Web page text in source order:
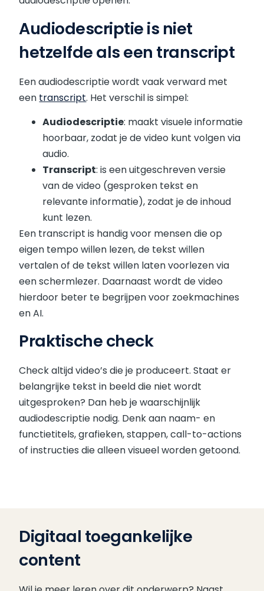
Audiodescriptie is niet
hetzelfde als een transcript
Een audiodescriptie wordt vaak verward met
een transcript. Het verschil is simpel:
Audiodescriptie: maakt visuele informatie
hoorbaar, zodat je de video kunt volgen via
audio.
Transcript: is een uitgeschreven versie
van de video (gesproken tekst en
relevante informatie), zodat je de inhoud
kunt lezen.
Een transcript is handig voor mensen die op
eigen tempo willen lezen, de tekst willen
vertalen of de tekst willen laten voorlezen via
een schermlezer. Daarnaast wordt de video
hierdoor beter te begrijpen voor zoekmachines
en AI.
Praktische check
Check altijd video’s die je produceert. Staat er
belangrijke tekst in beeld die niet wordt
uitgesproken? Dan heb je waarschijnlijk
audiodescriptie nodig. Denk aan naam- en
functietitels, grafieken, stappen, call-to-actions
of instructies die alleen visueel worden getoond.
Digitaal toegankelijke
content